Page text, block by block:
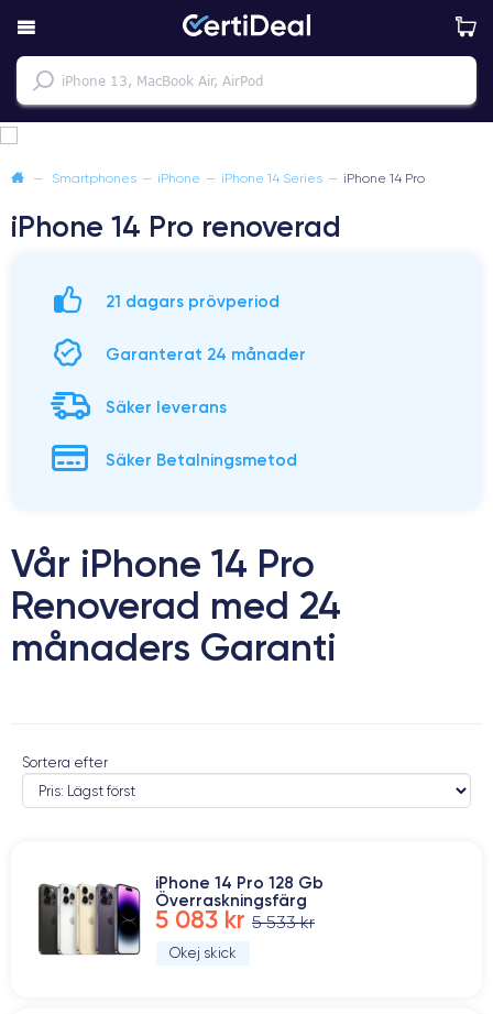
— Smartphones — iPhone — iPhone 14 Series — iPhone 14 Pro
iPhone 14 Pro renoverad
21 dagars prövperiod
Garanterat 24 månader
Säker leverans
Säker Betalningsmetod
Vår iPhone 14 Pro
Renoverad med 24
månaders Garanti
Sortera efter
iPhone 14 Pro 128 Gb
Överraskningsfärg
5 083 kr 5 533 kr
Okej skick